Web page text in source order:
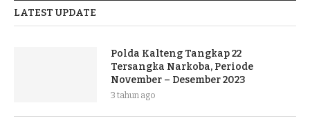
LATEST UPDATE
Polda Kalteng Tangkap 22
Tersangka Narkoba, Periode
November – Desember 2023
3 tahun ago